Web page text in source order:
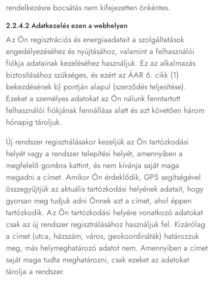
rendelkezésre bocsátás nem kifejezetten önkéntes.
2.2.4.2 Adatkezelés ezen a webhelyen
Az Ön regisztrációs és energiaadatait a szolgáltatások
engedélyezéséhez és nyújtásához, valamint a felhasználói
fiókja adatainak kezeléséhez használjuk. Ez az alkalmazás
biztosításához szükséges, és ezért az ÁAR 6. cikk (1)
bekezdésének b) pontján alapul (szerződés teljesítése).
Ezeket a személyes adatokat az Ön nálunk fenntartott
felhasználói fiókjának fennállása alatt és azt követően három
hónapig tároljuk.
Új rendszer regisztrálásakor kezeljük az Ön tartózkodási
helyét vagy a rendszer telepítési helyét, amennyiben a
megfelelő gombra kattint, és nem kívánja saját maga
megadni a címet. Amikor Ön érdeklődik, GPS segítségével
összegyűjtjük az aktuális tartózkodási helyének adatait, hogy
gyorsan meg tudjuk adni Önnek azt a címet, ahol éppen
tartózkodik. Az Ön tartózkodási helyére vonatkozó adatokat
csak az új rendszer regisztrálásához használjuk fel. Kizárólag
a címet (utca, házszám, város, geokoordináták) határozzuk
meg, más helymeghatározó adatot nem. Amennyiben a címet
saját maga tudta meghatározni, csak ezeket az adatokat
tárolja a rendszer.